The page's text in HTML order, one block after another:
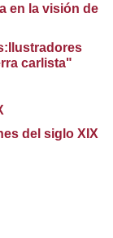
en la visión de
carlista"
del siglo XIX